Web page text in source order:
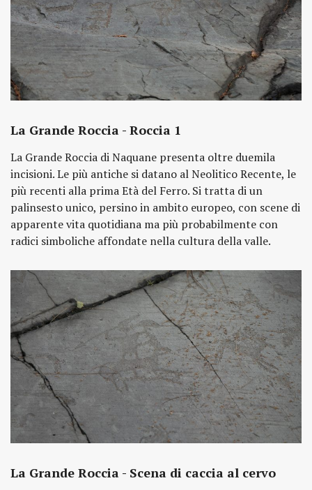
La Grande Roccia - Roccia 1
La Grande Roccia di Naquane presenta oltre duemila
incisioni. Le più antiche si datano al Neolitico Recente, le
più recenti alla prima Età del Ferro. Si tratta di un
palinsesto unico, persino in ambito europeo, con scene di
apparente vita quotidiana ma più probabilmente con
radici simboliche affondate nella cultura della valle.
La Grande Roccia - Scena di caccia al cervo